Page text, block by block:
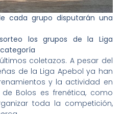
cada grupo disputarán una
los grupos de la Liga
coletazos. A pesar del
de la Liga Apebol ya han
y la actividad en
Bolos es frenética, como
toda la competición,